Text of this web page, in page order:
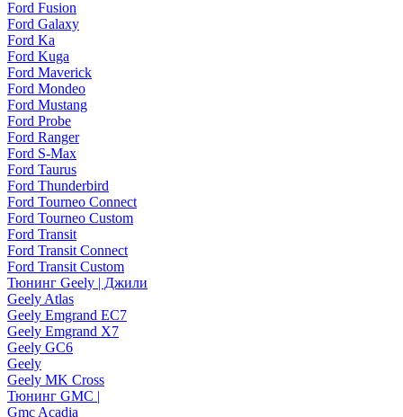
Ford Fusion
Ford Galaxy
Ford Ka
Ford Kuga
Ford Maverick
Ford Mondeo
Ford Mustang
Ford Probe
Ford Ranger
Ford S-Max
Ford Taurus
Ford Thunderbird
Ford Tourneo Connect
Ford Tourneo Custom
Ford Transit
Ford Transit Connect
Ford Transit Custom
Тюнинг Geely | Джили
Geely Atlas
Geely Emgrand EC7
Geely Emgrand X7
Geely GC6
Geely
Geely MK Cross
Тюнинг GMC |
Gmc Acadia